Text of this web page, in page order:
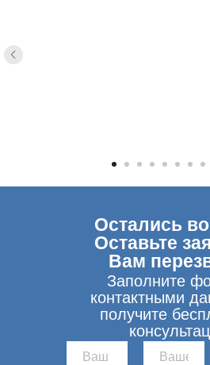
Остались
Оставьте
Вам
Заполните
контактными
получите